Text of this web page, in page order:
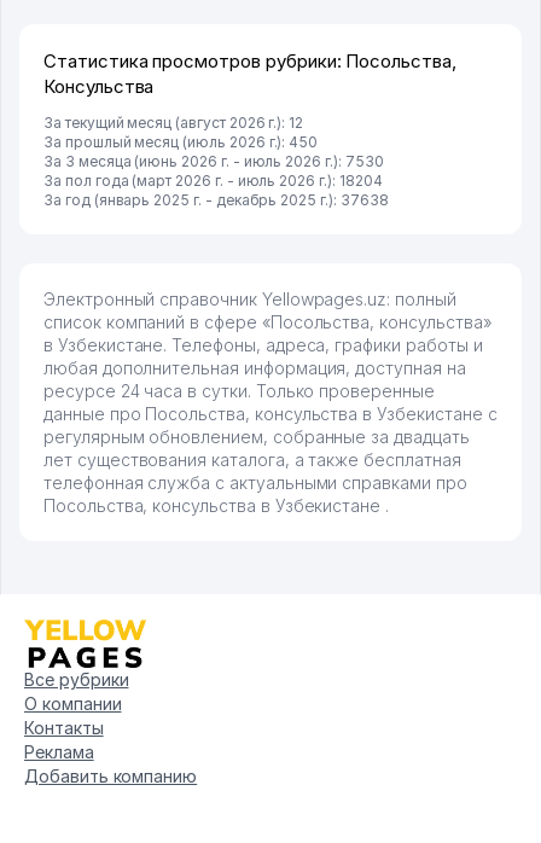
Статистика просмотров рубрики: Посольства,
Консульства
За текущий месяц (август 2026 г.): 12
За прошлый месяц (июль 2026 г.): 450
За 3 месяца (июнь 2026 г. - июль 2026 г.): 7530
За пол года (март 2026 г. - июль 2026 г.): 18204
За год (январь 2025 г. - декабрь 2025 г.): 37638
Электронный справочник Yellowpages.uz: полный
список компаний в сфере «Посольства, консульства»
в Узбекистане. Телефоны, адреса, графики работы и
любая дополнительная информация, доступная на
ресурсе 24 часа в сутки. Только проверенные
данные про Посольства, консульства в Узбекистане с
регулярным обновлением, собранные за двадцать
лет существования каталога, а также бесплатная
телефонная служба с актуальными справками про
Посольства, консульства в Узбекистане .
Все рубрики
О компании
Контакты
Реклама
Добавить компанию